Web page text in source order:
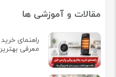
مقالات و آموزشی ها
راهنمای
معرفی